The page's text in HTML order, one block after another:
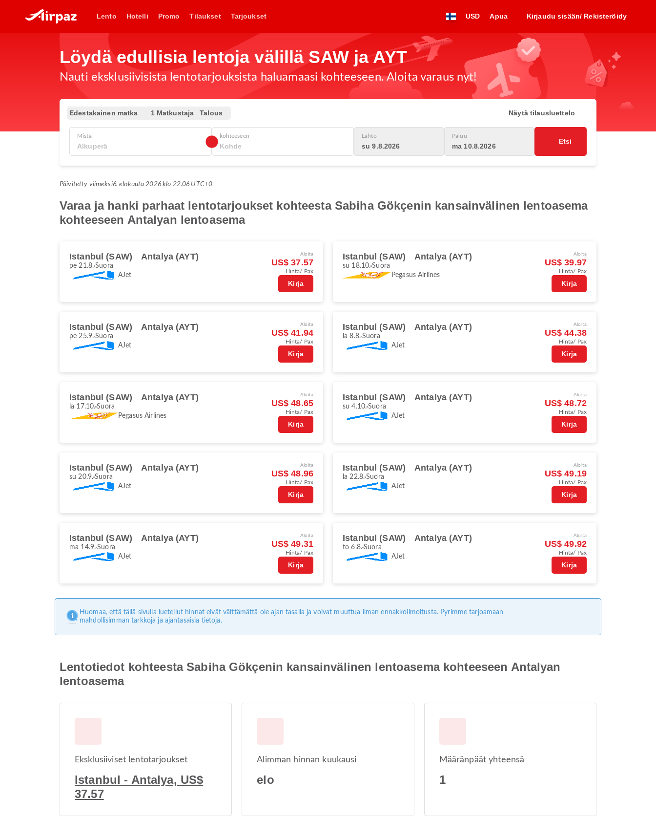
Lento Hotelli Promo Tilaukset Tarjoukset USD Apua Kirjaudu sisään/ Rekisteröidy
Löydä edullisia lentoja välillä SAW ja AYT
Nauti eksklusiivisista lentotarjouksista haluamaasi kohteeseen. Aloita varaus nyt!
Edestakainen matka 1 Matkustaja Talous Näytä tilausluettelo
Mistä kohteeseen Lähtö
su 9.8.2026
Paluu
ma 10.8.2026
Etsi
Päivitetty viimeksi6. elokuuta 2026 klo 22.06 UTC+0
Varaa ja hanki parhaat lentotarjoukset kohteesta Sabiha Gökçenin kansainvälinen lentoasema
kohteeseen Antalyan lentoasema
Istanbul (SAW) Antalya (AYT)
pe 21.8. Suora
AJet
Aloita
US$ 37.57
Hinta/ Pax
Kirja
Istanbul (SAW) Antalya (AYT)
su 18.10. Suora
Pegasus Airlines
Aloita
US$ 39.97
Hinta/ Pax
Kirja
Istanbul (SAW) Antalya (AYT)
pe 25.9. Suora
AJet
Aloita
US$ 41.94
Hinta/ Pax
Kirja
Istanbul (SAW) Antalya (AYT)
la 8.8. Suora
AJet
Aloita
US$ 44.38
Hinta/ Pax
Kirja
Istanbul (SAW) Antalya (AYT)
la 17.10. Suora
Pegasus Airlines
Aloita
US$ 48.65
Hinta/ Pax
Kirja
Istanbul (SAW) Antalya (AYT)
su 4.10. Suora
AJet
Aloita
US$ 48.72
Hinta/ Pax
Kirja
Istanbul (SAW) Antalya (AYT)
su 20.9. Suora
AJet
Aloita
US$ 48.96
Hinta/ Pax
Kirja
Istanbul (SAW) Antalya (AYT)
la 22.8. Suora
AJet
Aloita
US$ 49.19
Hinta/ Pax
Kirja
Istanbul (SAW) Antalya (AYT)
ma 14.9. Suora
AJet
Aloita
US$ 49.31
Hinta/ Pax
Kirja
Istanbul (SAW) Antalya (AYT)
to 6.8. Suora
AJet
Aloita
US$ 49.92
Hinta/ Pax
Kirja
Huomaa, että tällä sivulla luetellut hinnat eivät välttämättä ole ajan tasalla ja voivat muuttua ilman ennakkoilmoitusta. Pyrimme tarjoamaan
mahdollisimman tarkkoja ja ajantasaisia tietoja.
Lentotiedot kohteesta Sabiha Gökçenin kansainvälinen lentoasema kohteeseen Antalyan
lentoasema
Eksklusiiviset lentotarjoukset
Istanbul - Antalya, US$
37.57
Alimman hinnan kuukausi
elo
Määränpäät yhteensä
1